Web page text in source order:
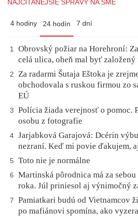
NAJČÍTANEJŠIE SPRÁVY NA SME
4 hodiny 24 hodín 7 dní
1
Obrovský požiar na Horehroní:
celá ulica, oheň mal byť založený
2
Za radarmi Šutaja Eštoka je
obchodovala s ruskou firmou zo
EÚ
3
Polícia žiada verejnosť o pomoc.
osobu z fotografie
4 Jarjabková Garajová: Dcérin
nezraní. Keď mi povie ďakujem,
5 Toto nie je normálne
6
Martinská pôrodnica má za
roka. Júl priniesol aj výnimočný
7
Pamiatkari budú od Vietnamcov
po mafiánovi spomína, ako